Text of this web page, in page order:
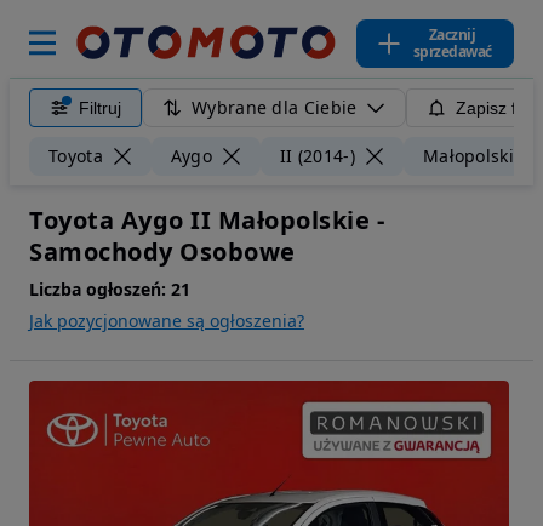
Zacznij
sprzedawać
Filtruj Wybrane dla Ciebie Zapisz
Toyota Aygo II (2014-) Małopolskie
Toyota Aygo II Małopolskie -
Samochody Osobowe
Liczba ogłoszeń: 21
Jak pozycjonowane są ogłoszenia?